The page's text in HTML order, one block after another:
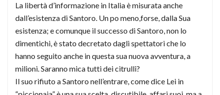
La libertà d’informazione in Italia è misurata anche
dall’esistenza di Santoro. Un po meno,forse, dalla Sua
esistenza; e comunque il successo di Santoro, non lo
dimentichi, è stato decretato dagli spettatori che lo
hanno seguito anche in questa sua nuova avventura, a
milioni. Saranno mica tutti dei citrulli?
Il suo rifiuto a Santoro nell’entrare, come dice Lei in